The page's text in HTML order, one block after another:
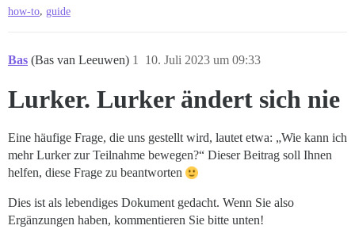
how-to, guide
Bas (Bas van Leeuwen) 10. Juli 2023 um 09:33
1
Lurker. Lurker ändert sich nie
Eine häufige Frage, die uns gestellt wird, lautet etwa: „Wie kann ich
mehr Lurker zur Teilnahme bewegen?“ Dieser Beitrag soll Ihnen
helfen, diese Frage zu beantworten
Dies ist als lebendiges Dokument gedacht. Wenn Sie also
Ergänzungen haben, kommentieren Sie bitte unten!